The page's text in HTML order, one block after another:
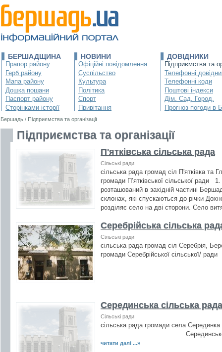
БЕРШАДЩИНА
Прапор району
Герб району
Мапа району
Дошка пошани
Паспорт району
Сторінками історії
НОВИНИ
Офіційні повідомлення
Суспільство
Культура
Політика
Спорт
Привітання
ДОВІДНИКИ
Підприємства та
Телефонні
Телефонні коди
Поштові індекси
Дім. Сад. Город.
Прогноз погоди в
Бершадь / Підприємства та організації
Підприємства та організації
П'ятківська сільська рада
Сільські ради
сільська рада громад сіл П'ятківка та
громади П’ятківської сільської
розташований в західній частині
склонах, які спускаються до річки
розділяє село на дві сторони. Село
Серебрійська сільська
Сільські ради
сільська рада громад сіл Серебрія,
громади Серебрійської сільської/
Серединська сільська рада
Сільські ради
сільська рада громади села
Серединської
читати далі ...»